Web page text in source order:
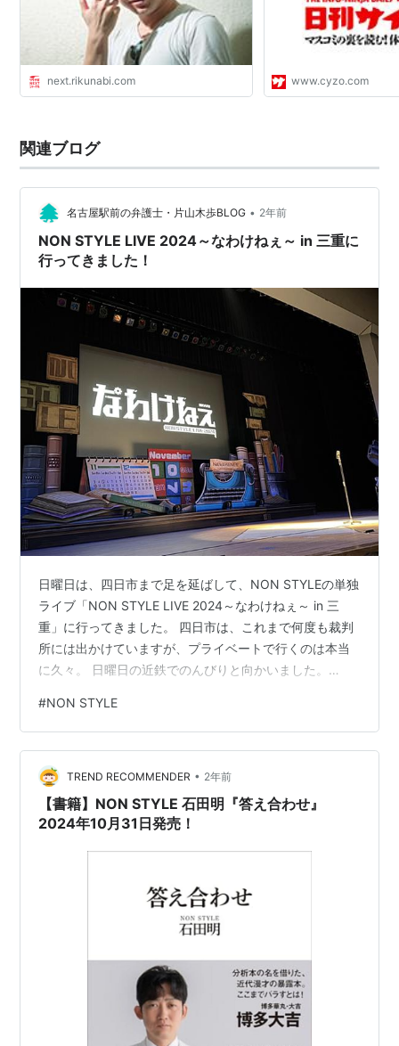
next.rikunabi.com www.cyzo.com
関連ブログ
名古屋駅前の弁護士・片山木歩BLOG • 2年前
NON STYLE LIVE 2024～なわけねぇ～ in 三重に
行ってきました！
日曜日は、四日市まで足を延ばして、NON STYLEの単独
ライブ「NON STYLE LIVE 2024～なわけねぇ～ in 三
重」に行ってきました。 四日市は、これまで何度も裁判
所には出かけていますが、プライベートで行くのは本当
に久々。 日曜日の近鉄でのんびりと向かいました。
無事にチケットを取れたため、結構前からずっと楽しみ
にしていました。 M-1で優勝したのが2008年なので、も
う結構ベテランのはずなのですが、やっぱり若い人たち
に人気ですよね。 お客さんも若者の姿がとても目立ち、
フォトスポットでは行列がずっと長く続いていました。
…
#NON STYLE
TREND RECOMMENDER • 2年前
【書籍】NON STYLE 石田明『答え合わせ』
2024年10月31日発売！